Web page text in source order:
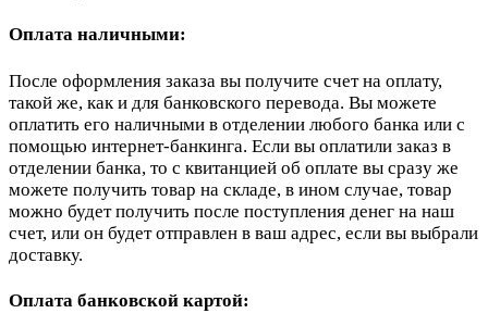
Оплата наличными:
После оформления заказа вы получите счет на оплату,
такой же, как и для банковского перевода. Вы можете
оплатить его наличными в отделении любого банка или с
помощью интернет-банкинга. Если вы оплатили заказ в
отделении банка, то с квитанцией об оплате вы сразу же
можете получить товар на складе, в ином случае, товар
можно будет получить после поступления денег на наш
счет, или он будет отправлен в ваш адрес, если вы выбрали
доставку.
Оплата банковской картой: